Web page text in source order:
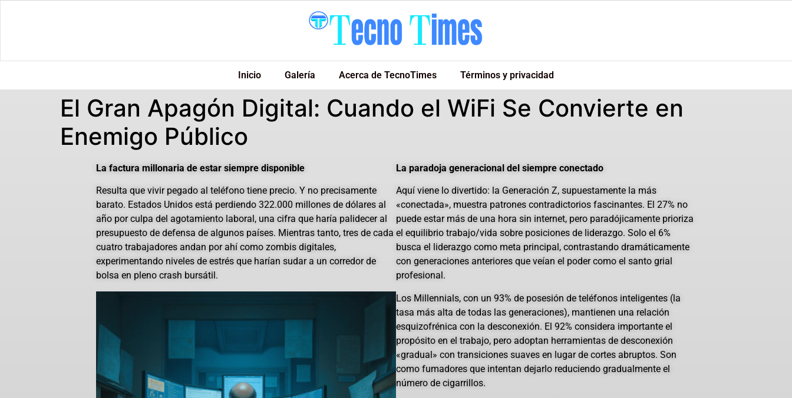
Inicio Galería Acerca de TecnoTimes Términos y privacidad
El Gran Apagón Digital: Cuando el WiFi Se Convierte en
Enemigo Público
La factura millonaria de estar siempre disponible
Resulta que vivir pegado al teléfono tiene precio. Y no precisamente
barato. Estados Unidos está perdiendo 322.000 millones de dólares al
año por culpa del agotamiento laboral, una cifra que haría palidecer al
presupuesto de defensa de algunos países. Mientras tanto, tres de cada
cuatro trabajadores andan por ahí como zombis digitales,
experimentando niveles de estrés que harían sudar a un corredor de
bolsa en pleno crash bursátil.
La paradoja generacional del siempre conectado
Aquí viene lo divertido: la Generación Z, supuestamente la más
«conectada», muestra patrones contradictorios fascinantes. El 27% no
puede estar más de una hora sin internet, pero paradójicamente prioriza
el equilibrio trabajo/vida sobre posiciones de liderazgo. Solo el 6%
busca el liderazgo como meta principal, contrastando dramáticamente
con generaciones anteriores que veían el poder como el santo grial
profesional.
Los Millennials, con un 93% de posesión de teléfonos inteligentes (la
tasa más alta de todas las generaciones), mantienen una relación
esquizofrénica con la desconexión. El 92% considera importante el
propósito en el trabajo, pero adoptan herramientas de desconexión
«gradual» con transiciones suaves en lugar de cortes abruptos. Son
como fumadores que intentan dejarlo reduciendo gradualmente el
número de cigarrillos.